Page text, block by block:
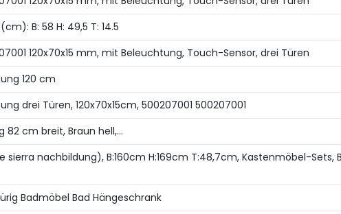
B: 58 H: 49,5 T: 14.5
120x70x15 mm, mit Beleuchtung, Touch-Sensor, drei Türen
120 cm
drei Türen, 120x70x15cm, 500207001 500207001
82 cm breit, Braun hell,...
sierra nachbildung), B:160cm H:169cm T:48,7cm, Kastenmöbel-
Badmöbel Bad Hängeschrank